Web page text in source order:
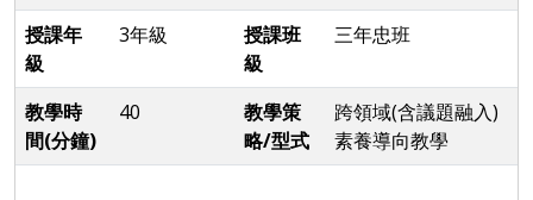
授課年
級
3年級
授課班
級
三年忠班
教學時
間(分鐘)
40
教學策
略/型式
跨領域(含議題融入)
素養導向教學